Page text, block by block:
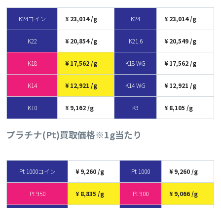
K24コイン 23,014 K24 23,014
K22 20,854 K21.6 20,549
K18 17,562 K18 WG 17,562
K14 12,921 K14 WG 12,921
K10 9,162 K9 8,105
プラチナ(Pt)買取価格※1g当たり
Pt 1000コイン 9,260 Pt 1000 9,260
Pt 950 8,835 Pt 900 9,066